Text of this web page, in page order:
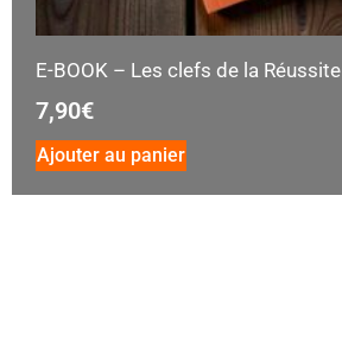
E-BOOK – Les clefs de la Réussite
7,90€
Ajouter au panier